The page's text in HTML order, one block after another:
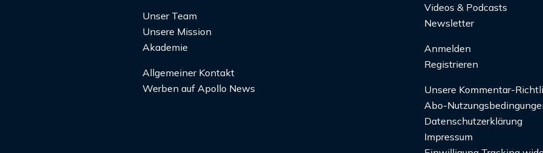
Unser Team
Unsere Mission
Akademie
Allgemeiner Kontakt
Werben auf Apollo News
Videos & Podcasts
Newsletter
Anmelden
Registrieren
Unsere Kommentar-
Abo-
Datenschutzerklärung
Impressum